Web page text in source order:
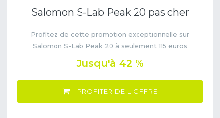
Salomon S-Lab Peak 20 pas cher
Profitez de cette promotion exceptionnelle sur
Salomon S-Lab Peak 20 à seulement 115 euros
Jusqu'à 42 %
PROFITER DE L'OFFRE